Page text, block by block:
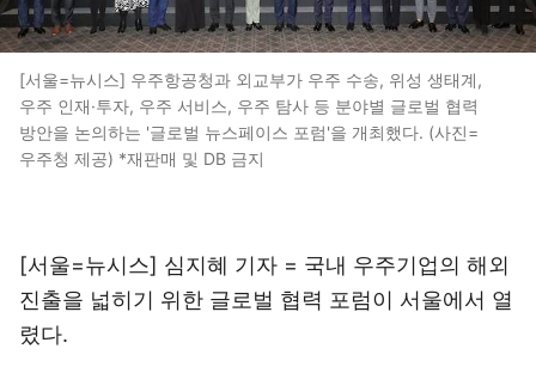
[서울=뉴시스] 우주항공청과 외교부가 우주 수송, 위성 생태계,
우주 인재·투자, 우주 서비스, 우주 탐사 등 분야별 글로벌 협력
방안을 논의하는 '글로벌 뉴스페이스 포럼'을 개최했다. (사진=
우주청 제공) *재판매 및 DB 금지
[서울=뉴시스] 심지혜 기자 = 국내 우주기업의 해외
진출을 넓히기 위한 글로벌 협력 포럼이 서울에서 열
렸다.